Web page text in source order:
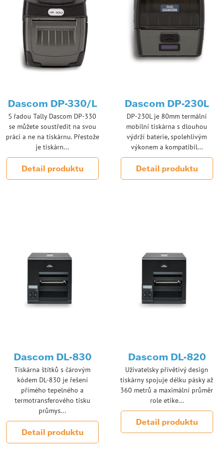
Dascom DP-330/L
S řadou Tally Dascom DP-330
se můžete soustředit na svou
práci a ne na tiskárnu. Přestože
je tiskárn...
Detail produktu
Dascom DP-230L
DP-230L je 80mm termální
mobilní tiskárna s dlouhou
výdrží baterie, spolehlivým
výkonem a kompatibil...
Detail produktu
Dascom DL-830
Tiskárna štítků s čárovým
kódem DL-830 je řešení
přímého tepelného a
termotransferového tisku
průmys...
Detail produktu
Dascom DL-820
Uživatelsky přívětivý design
tiskárny spojuje délku pásky až
360 metrů a maximální průměr
role etike...
Detail produktu